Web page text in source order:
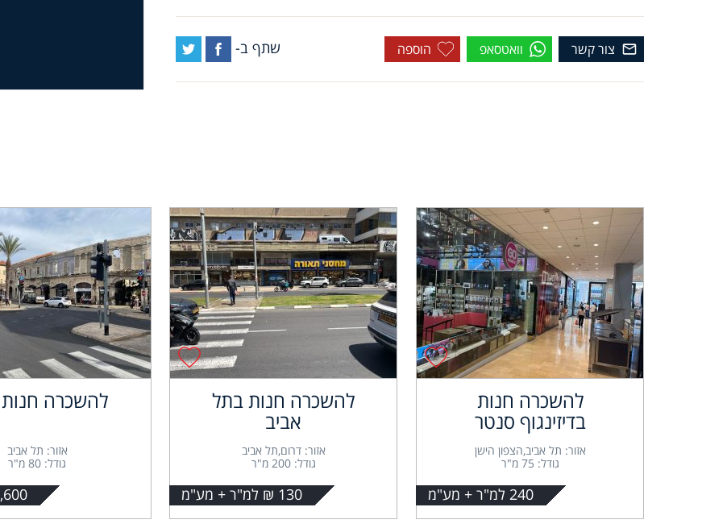
צור קשר וואטסאפ הוספה שתף ב-
להשכרה חנות
בדיזינגוף סנטר
אזור: תל אביב,הצפון הישן
גודל: 75 מ"ר
240 למ"ר + מע"מ
להשכרה חנות בתל
אביב
אזור: דרום,תל אביב
גודל: 200 מ"ר
130 ₪ למ"ר + מע"מ
להשכרה חנות
אזור: תל אביב
גודל: 80 מ"ר
13,600